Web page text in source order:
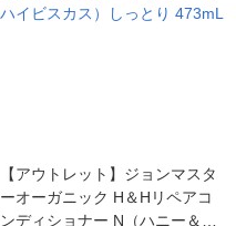
【アウトレット】ジョンマスタ
ーオーガニック H＆Hリペアコ
ンディショナー N（ハニー＆ハ